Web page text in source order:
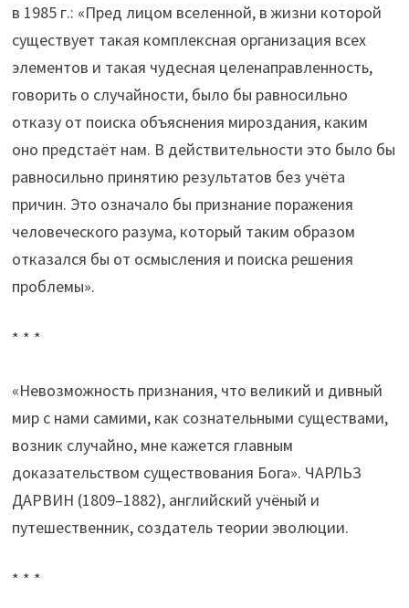
в 1985 г.: «Пред лицом вселенной, в жизни которой
существует такая комплексная организация всех
элементов и такая чудесная целенаправленность,
говорить о случайности, было бы равносильно
отказу от поиска объяснения мироздания, каким
оно предстаёт нам. В действительности это было бы
равносильно принятию результатов без учёта
причин. Это означало бы признание поражения
человеческого разума, который таким образом
отказался бы от осмысления и поиска решения
проблемы».
* * *
«Невозможность признания, что великий и дивный
мир с нами самими, как сознательными существами,
возник случайно, мне кажется главным
доказательством существования Бога». ЧАРЛЬЗ
ДАРВИН (1809–1882), английский учёный и
путешественник, создатель теории эволюции.
* * *